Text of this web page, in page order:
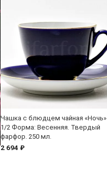
Чашка с блюдцем чайная «Ночь»
1/2 Форма: Весенняя. Твердый
фарфор. 250 мл.
2 694 ₽